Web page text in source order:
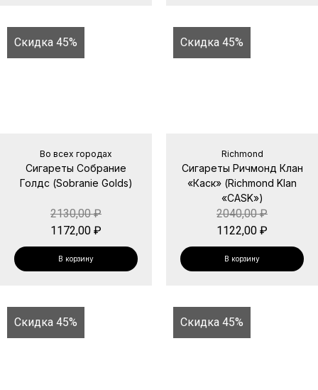
Скидка 45%
Во всех городах
Сигареты Собрание
Голдс (Sobranie Golds)
2130,00₽
1172,00 ₽
В корзину
Скидка 45%
Richmond
Сигареты Ричмонд Клан
«Каск» (Richmond Klan
«CASK»)
2040,00₽
1122,00 ₽
В корзину
Скидка 45% Скидка 45%